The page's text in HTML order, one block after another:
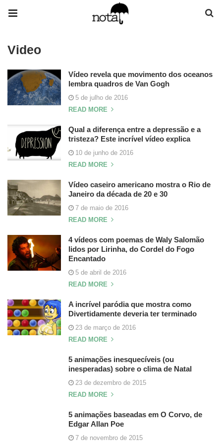
Video
Vídeo revela que movimento dos oceanos
lembra quadros de Van Gogh
5 de julho de 2016
READ MORE
Qual a diferença entre a depressão e a
tristeza? Este incrível vídeo explica
10 de junho de 2016
READ MORE
Vídeo caseiro americano mostra o Rio de
Janeiro da década de 20 e 30
7 de maio de 2016
READ MORE
4 vídeos com poemas de Waly Salomão
lidos por Lirinha, do Cordel do Fogo
Encantado
5 de abril de 2016
READ MORE
A incrível paródia que mostra como
Divertidamente deveria ter terminado
23 de março de 2016
READ MORE
5 animações inesquecíveis (ou
inesperadas) sobre o clima de Natal
23 de dezembro de 2015
READ MORE
5 animações baseadas em O Corvo, de
Edgar Allan Poe
7 de novembro de 2015